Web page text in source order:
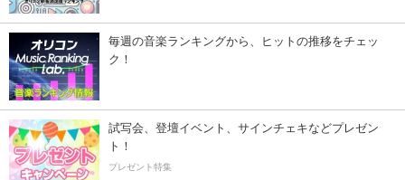
毎週の音楽ランキングから、ヒットの推移をチェッ
ク！
試写会、登壇イベント、サインチェキなどプレゼン
ト！
プレゼント特集